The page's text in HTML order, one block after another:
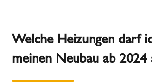
Welche Heizungen darf
meinen Neubau ab 2024